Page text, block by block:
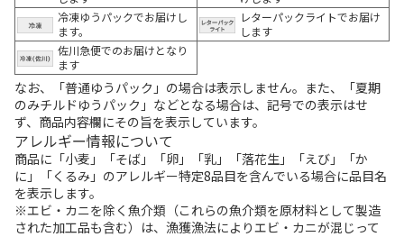
冷凍ゆうパックでお届けし
ます。
レターパックライトでお届け
します
佐川急便でのお届けとなり
ます
なお、「普通ゆうパック」の場合は表示しません。また、「夏期
のみチルドゆうパック」などとなる場合は、記号での表示はせ
ず、商品内容欄にその旨を表示しています。
アレルギー情報について
商品に「小麦」「そば」「卵」「乳」「落花生」「えび」「か
に」「くるみ」のアレルギー特定8品目を含んでいる場合に品目名
を表示します。
※エビ・カニを除く魚介類（これらの魚介類を原材料として製造
された加工品も含む）は、漁獲漁法によりエビ・カニが混じって